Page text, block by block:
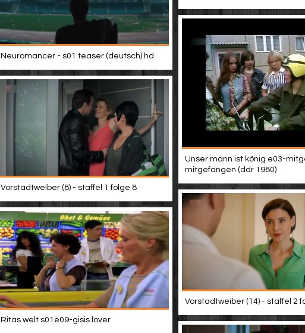
Neuromancer - s01 teaser (deutsch) hd
Unser mann ist könig e03-
mitgefangen (ddr 1980)
Vorstadtweiber (8) - staffel 1 folge 8
Vorstadtweiber (14) - staffel 2
Ritas welt s01e09-gisis lover